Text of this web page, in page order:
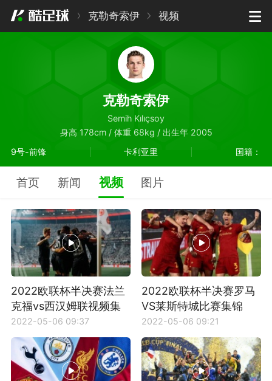
克勒奇索伊 视频
克勒奇索伊
Semih Kılıçsoy
身高 178cm / 体重 68kg / 出生年 2005
9号-前锋
卡利亚里 国籍：
首页 新闻 视频 图片
2022欧联杯半决赛法兰
克福vs西汉姆联视频集
锦
2022-05-06 09:37
2022欧联杯半决赛罗马
VS莱斯特城比赛集锦
2022-05-06 09:21